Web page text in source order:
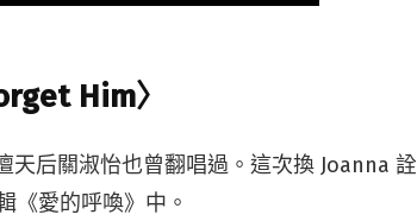
Him〉
天后關淑怡也曾翻唱過。這次換 Joanna 詮
《愛的呼喚》中。